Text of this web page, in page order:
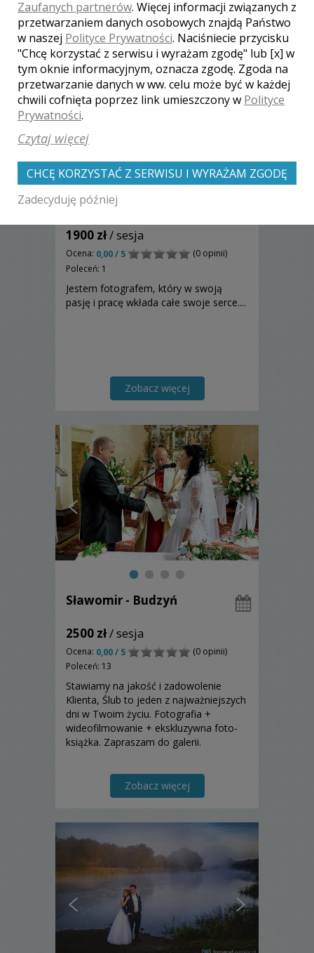
szczęście, miłość, radość...
Albert - Suchy Las
1900 zł/ sesja
Ocena: 0,00 / 5
(0 opinii)
Poleceń: 1
Jestem fotografem, który w swoją
pasję i pracę wkłada całe swoje serce....
Zobacz więcej
Sławomir - Budzyń
2500 zł/ sesja
Ocena: 0,00 / 5
(0 opinii)
Poleceń: 13
Stawiamy na jakość i zadowolenie
Klienta, Ślub to jeden z najważniejszych
dni w Twoim życiu. Fotografia +
wideofilmowanie + ekskluzywna foto-
książka. Zapraszam do galerii.
Zobacz więcej
Zaufanych partnerów. Więcej informacji związanych z
przetwarzaniem danych osobowych znajdą Państwo
w naszej Polityce Prywatności. Naciśniecie przycisku
"Chcę korzystać z serwisu i wyrażam zgodę" lub [x] w
tym oknie informacyjnym, oznacza zgodę. Zgoda na
przetwarzanie danych w ww. celu może być w każdej
chwili cofnięta poprzez link umieszczony w Polityce
Prywatności.
Czytaj więcej
CHCĘ KORZYSTAĆ Z SERWISU I WYRAŻAM ZGODĘ
Zadecyduję później